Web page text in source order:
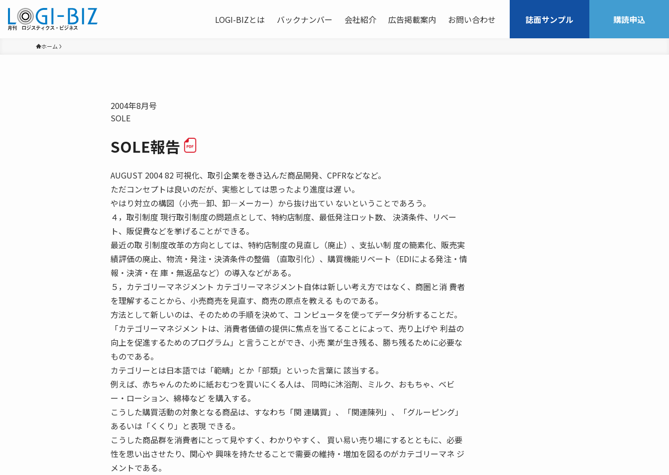
LOGI-BIZとは バックナンバー 会社紹介 広告掲載案内 お問い合わせ 誌面サンプル 購読申込
ホーム
2004年8月号
SOLE
SOLE報告
AUGUST 2004 82 可視化、取引企業を巻き込んだ商品開発、CPFRなどなど。
ただコンセプトは良いのだが、実態としては思ったより進度は遅 い。
やはり対立の構図（小売―卸、卸―メーカー）から抜け出てい ないということであろう。
４，取引制度 現行取引制度の問題点として、特約店制度、最低発注ロット数、 決済条件、リベー
ト、販促費などを挙げることができる。
最近の取 引制度改革の方向としては、特約店制度の見直し（廃止）、支払い制 度の簡素化、販売実
績評価の廃止、物流・発注・決済条件の整備 （直取引化）、購買機能リベート（EDIによる発注・情
報・決済・在 庫・無返品など）の導入などがある。
５，カテゴリーマネジメント カテゴリーマネジメント自体は新しい考え方ではなく、商圏と消 費者
を理解することから、小売商売を見直す、商売の原点を教える ものである。
方法として新しいのは、そのための手順を決めて、コ ンピュータを使ってデータ分析することだ。
「カテゴリーマネジメン トは、消費者価値の提供に焦点を当てることによって、売り上げや 利益の
向上を促進するためのプログラム」と言うことができ、小売 業が生き残る、勝ち残るために必要な
ものである。
カテゴリーとは日本語では「範疇」とか「部類」といった言葉に 該当する。
例えば、赤ちゃんのために紙おむつを買いにくる人は、 同時に沐浴剤、ミルク、おもちゃ、ベビ
ー・ローション、綿棒など を購入する。
こうした購買活動の対象となる商品は、すなわち「関 連購買」、「関連陳列」、「グルーピング」
あるいは「くくり」と表現 できる。
こうした商品群を消費者にとって見やすく、わかりやすく、 買い易い売り場にするとともに、必要
性を思い出させたり、関心や 興味を持たせることで需要の維持・増加を図るのがカテゴリーマネ ジ
メントである。